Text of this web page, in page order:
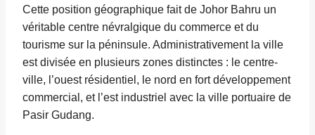
Cette position géographique fait de Johor Bahru un
véritable centre névralgique du commerce et du
tourisme sur la péninsule. Administrativement la ville
est divisée en plusieurs zones distinctes : le centre-
ville, l’ouest résidentiel, le nord en fort développement
commercial, et l’est industriel avec la ville portuaire de
Pasir Gudang.